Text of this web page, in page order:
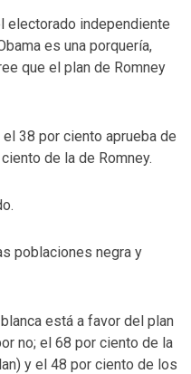
electorado independiente
es una porquería,
que el plan de Romney
38 por ciento aprueba de
de la de Romney.
poblaciones negra y
está a favor del plan
no; el 68 por ciento de la
y el 48 por ciento de los